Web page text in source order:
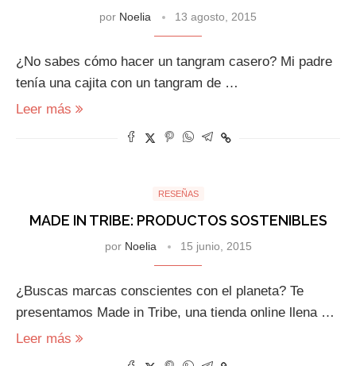
por Noelia 13 agosto, 2015
¿No sabes cómo hacer un tangram casero? Mi padre
tenía una cajita con un tangram de …
Leer más
RESEÑAS
MADE IN TRIBE: PRODUCTOS SOSTENIBLES
por Noelia 15 junio, 2015
¿Buscas marcas conscientes con el planeta? Te
presentamos Made in Tribe, una tienda online llena …
Leer más